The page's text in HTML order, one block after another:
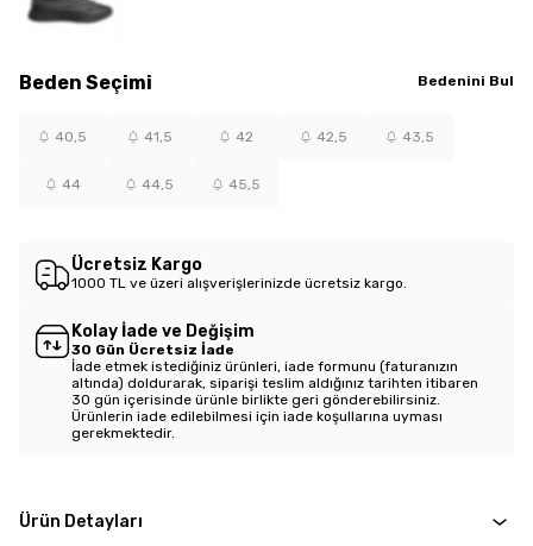
Beden Seçimi Bedenini Bul
40,5 41,5 42 42,5 43,5
44 44,5 45,5
Ücretsiz Kargo
1000 TL ve üzeri alışverişlerinizde ücretsiz kargo.
Kolay İade ve Değişim
30 Gün Ücretsiz İade
İade etmek istediğiniz ürünleri, iade formunu (faturanızın
altında) doldurarak, siparişi teslim aldığınız tarihten itibaren
30 gün içerisinde ürünle birlikte geri gönderebilirsiniz.
Ürünlerin iade edilebilmesi için iade koşullarına uyması
gerekmektedir.
Ürün Detayları